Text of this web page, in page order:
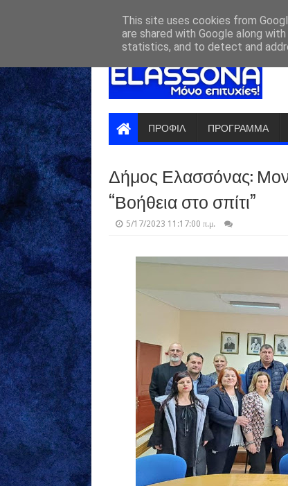
ΠΡΟΦΙΛ ΠΡΟΓΡΑΜΜΑ
Δήμος Ελασσόνας:
“Βοήθεια στο σπίτι”
5/17/2023 11:17:00 π.μ.
This site uses cookies from
are shared with Google along
statistics, and to detect and